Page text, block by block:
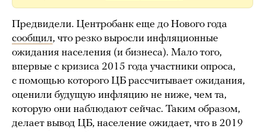
Предвидели. Центробанк еще до Нового года
сообщил, что резко выросли инфляционные
ожидания населения (и бизнеса). Мало того,
впервые с кризиса 2015 года участники опроса,
с помощью которого ЦБ рассчитывает ожидания,
оценили будущую инфляцию не ниже, чем та,
которую они наблюдают сейчас. Таким образом,
делает вывод ЦБ, население ожидает, что в 2019